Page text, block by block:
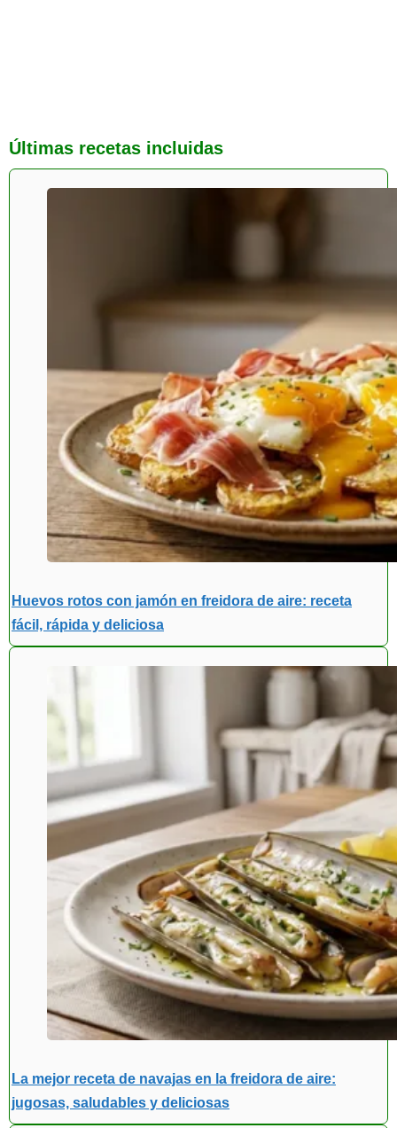
Últimas recetas incluidas
Huevos rotos con jamón en freidora de aire: receta
fácil, rápida y deliciosa
La mejor receta de navajas en la freidora de aire:
jugosas, saludables y deliciosas